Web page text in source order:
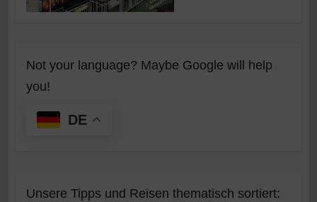
Not your language? Maybe Google will help
you!
DE
Unsere Tipps und Reisen thematisch sortiert: